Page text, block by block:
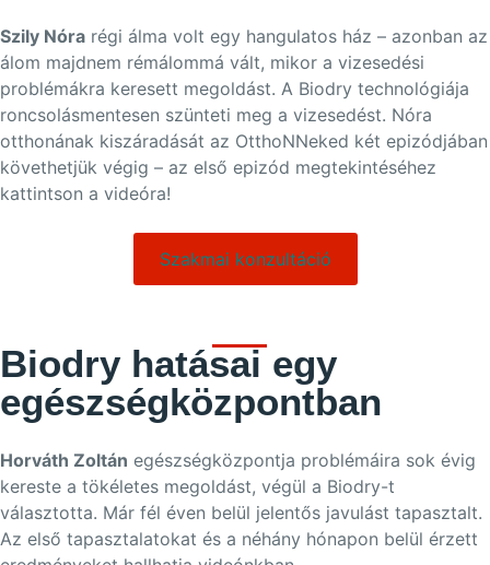
Szily Nóra régi álma volt egy hangulatos ház – azonban az
álom majdnem rémálommá vált, mikor a vizesedési
problémákra keresett megoldást. A Biodry technológiája
roncsolásmentesen szünteti meg a vizesedést. Nóra
otthonának kiszáradását az OtthoNNeked két epizódjában
követhetjük végig – az első epizód megtekintéséhez
kattintson a videóra!
Szakmai konzultáció
Biodry hatásai egy
egészségközpontban
Horváth Zoltán egészségközpontja problémáira sok évig
kereste a tökéletes megoldást, végül a Biodry-t
választotta. Már fél éven belül jelentős javulást tapasztalt.
Az első tapasztalatokat és a néhány hónapon belül érzett